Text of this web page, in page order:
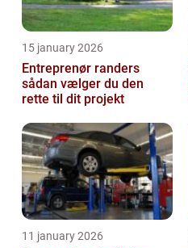
15 january 2026
Entreprenør randers
sådan vælger du den
rette til dit projekt
11 january 2026